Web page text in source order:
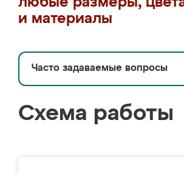
и материалы
Часто задаваемые вопросы
Схема работы